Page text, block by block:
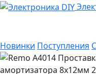
Новинки Поступления